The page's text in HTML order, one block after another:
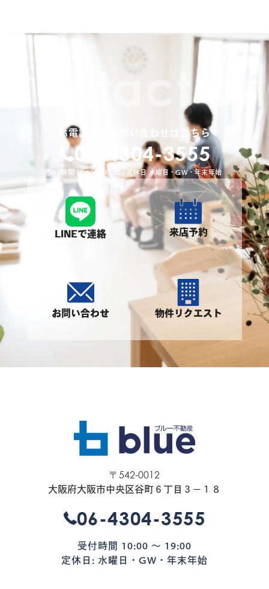
お電話でのお問い合わせはこちら
06-4304-3555
受付時間 10:00 〜 19:00 / 定休日 水曜日・GW・年末年始
LINEで連絡 来店予約
お問い合わせ 物件リクエスト
〒542-0012
大阪府大阪市中央区谷町６丁目３−１８
06-4304-3555
受付時間 10:00 〜 19:00
定休日: 水曜日・GW・年末年始